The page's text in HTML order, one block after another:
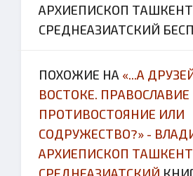
АРХИЕПИСКОП
СРЕДНЕАЗИАТСКИЙ
ПОХОЖИЕ НА «...А
ВОСТОКЕ.
ПРОТИВОСТОЯНИЕ ИЛИ
СОДРУЖЕСТВО?» -
АРХИЕПИСКОП